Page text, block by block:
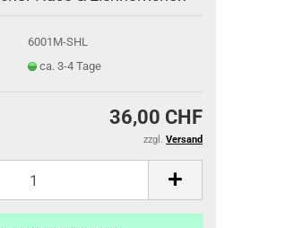
6001M-SHL
ca. 3-4 Tage
36,00 CHF
zzgl. Versand